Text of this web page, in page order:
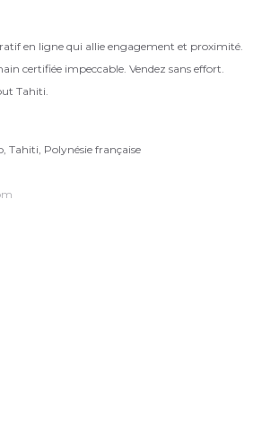
en ligne qui allie engagement et proximité.
certifiée impeccable. Vendez sans effort.
Tahiti.
Tahiti, Polynésie française